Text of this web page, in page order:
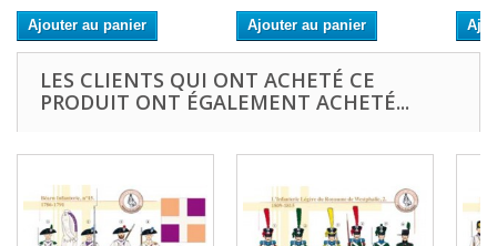
Ajouter au panier Ajouter au panier
LES CLIENTS QUI ONT ACHETÉ CE
PRODUIT ONT ÉGALEMENT ACHETÉ...